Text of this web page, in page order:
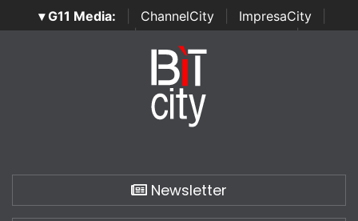
▾ G11 Media: ChannelCity ImpresaCity
SecurityOpenLab | Italian Channel Awards | Italian
Italian Security Awards
Newsletter